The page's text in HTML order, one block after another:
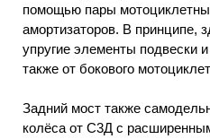
помощью пары
амортизаторов. В принципе,
упругие элементы подвески
также от бокового
Задний мост также
колёса от С3Д с